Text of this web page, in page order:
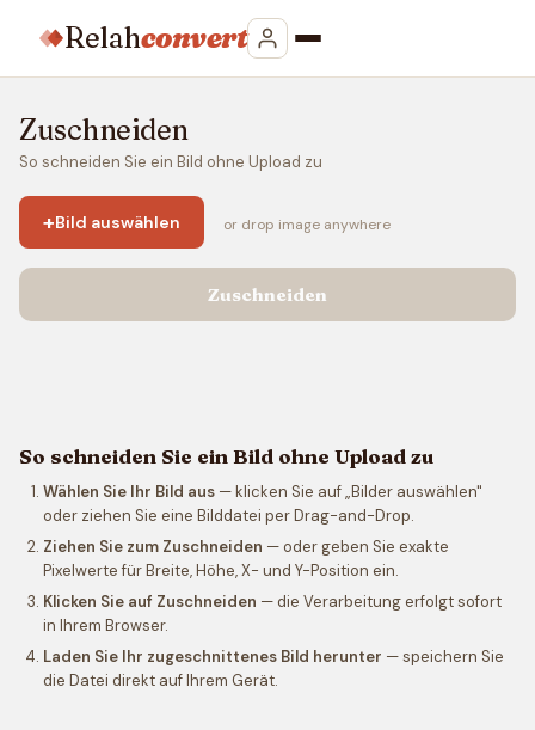
Relahconvert
Zuschneiden
So schneiden Sie ein Bild ohne Upload zu
+Bild auswählen or drop image anywhere
Zuschneiden
So schneiden Sie ein Bild ohne Upload zu
Wählen Sie Ihr Bild aus — klicken Sie auf „Bilder auswählen"
oder ziehen Sie eine Bilddatei per Drag-and-Drop.
Ziehen Sie zum Zuschneiden — oder geben Sie exakte
Pixelwerte für Breite, Höhe, X- und Y-Position ein.
Klicken Sie auf Zuschneiden — die Verarbeitung erfolgt sofort
in Ihrem Browser.
Laden Sie Ihr zugeschnittenes Bild herunter — speichern Sie
die Datei direkt auf Ihrem Gerät.